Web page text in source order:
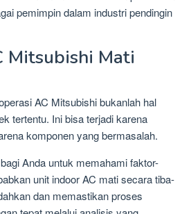
pemimpin dalam industri pendingin
Mitsubishi Mati
AC Mitsubishi bukanlah hal
tertentu. Ini bisa terjadi karena
komponen yang bermasalah.
Anda untuk memahami faktor-
unit indoor AC mati secara tiba-
dan memastikan proses